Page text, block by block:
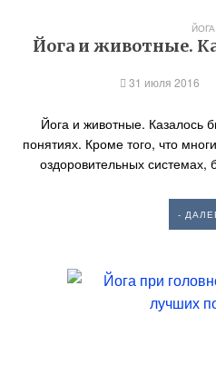
ЙОГА
Йога и животные.
31 июля 2016
Йога и животные. Казалось
понятиях. Кроме того, что
оздоровительных системах,
-